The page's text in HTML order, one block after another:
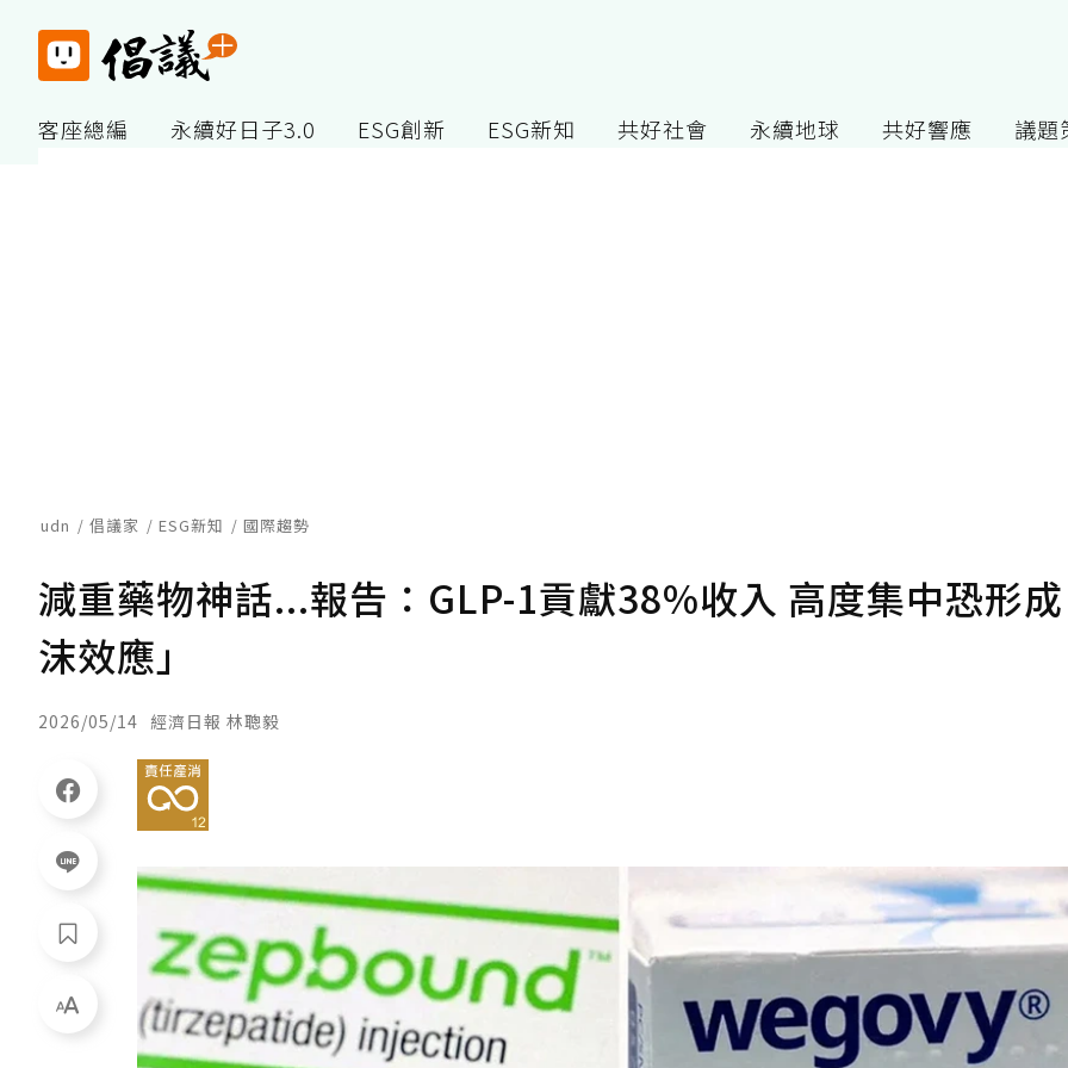
客座總編 永續好日子3.0 ESG創新 ESG新知 共好社會 永續地球 共好響應 議題
udn 倡議家 ESG新知 國際趨勢
減重藥物神話...報告：GLP-1貢獻38%收入 高度集中恐形
沫效應」
2026/05/14 經濟日報 林聰毅